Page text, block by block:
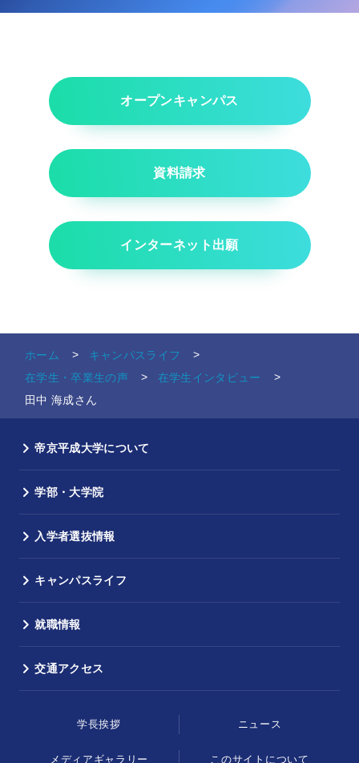
オープンキャンパス
資料請求
インターネット出願
ホーム
キャンパスライフ
在学生・卒業生の声
在学生インタビュー
田中 海成さん
帝京平成大学について
学部・大学院
入学者選抜情報
キャンパスライフ
就職情報
交通アクセス
学長挨拶 ニュース
メディアギャラリー このサイトについて